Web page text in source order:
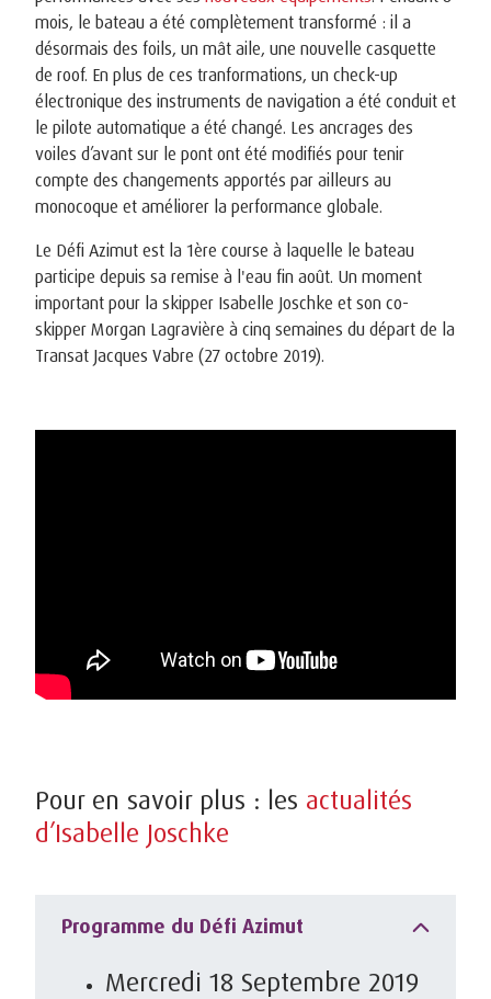
mois, le bateau a été complètement transformé : il a
désormais des foils, un mât aile, une nouvelle casquette
de roof. En plus de ces tranformations, un check-up
électronique des instruments de navigation a été conduit et
le pilote automatique a été changé. Les ancrages des
voiles d’avant sur le pont ont été modifiés pour tenir
compte des changements apportés par ailleurs au
monocoque et améliorer la performance globale.
Le Défi Azimut est la 1ère course à laquelle le bateau
participe depuis sa remise à l'eau fin août. Un moment
important pour la skipper Isabelle Joschke et son co-
skipper Morgan Lagravière à cinq semaines du départ de la
Transat Jacques Vabre (27 octobre 2019).
Pour en savoir plus : les actualités
d’Isabelle Joschke
Programme du Défi Azimut
Mercredi 18 Septembre 2019